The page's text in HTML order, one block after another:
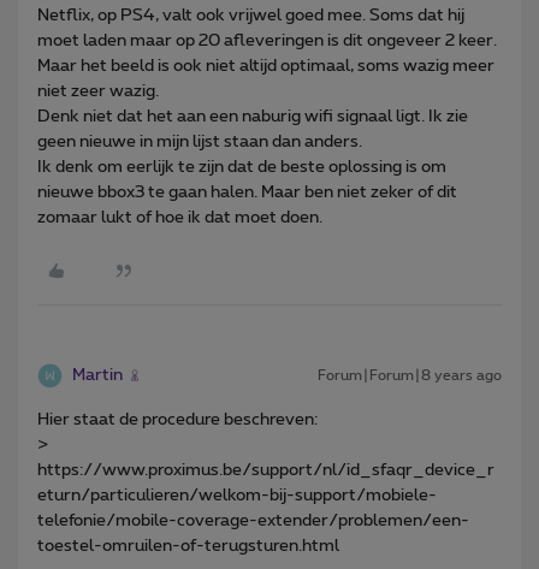
Netflix, op PS4, valt ook vrijwel goed mee. Soms dat hij
moet laden maar op 20 afleveringen is dit ongeveer 2 keer.
Maar het beeld is ook niet altijd optimaal, soms wazig meer
niet zeer wazig.
Denk niet dat het aan een naburig wifi signaal ligt. Ik zie
geen nieuwe in mijn lijst staan dan anders.
Ik denk om eerlijk te zijn dat de beste oplossing is om
nieuwe bbox3 te gaan halen. Maar ben niet zeker of dit
zomaar lukt of hoe ik dat moet doen.
Martin Forum|Forum|8 years ago
Hier staat de procedure beschreven:
>
https://www.proximus.be/support/nl/id_sfaqr_device_r
eturn/particulieren/welkom-bij-support/mobiele-
telefonie/mobile-coverage-extender/problemen/een-
toestel-omruilen-of-terugsturen.html